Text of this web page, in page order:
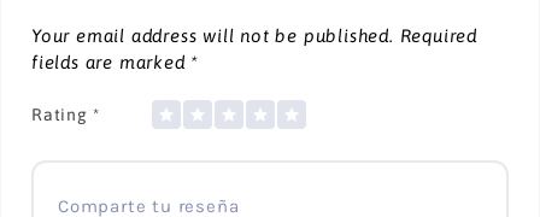
Your email address will not be published. Required
fields are marked *
Rating *